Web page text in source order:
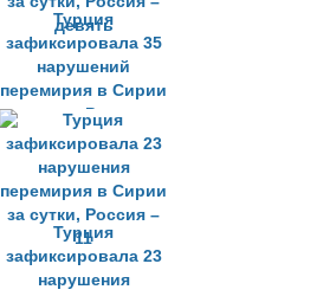
Турция
зафиксировала 35
нарушений
перемирия в Сирии
за сутки, Россия –
девять
Турция
зафиксировала 23
нарушения